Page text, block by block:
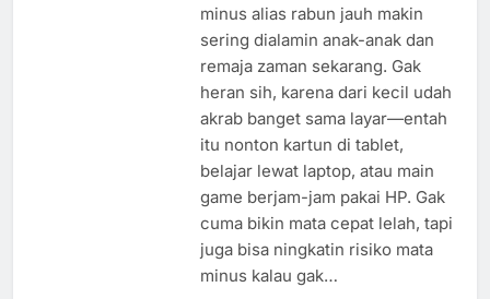
minus alias rabun jauh makin
sering dialamin anak-anak dan
remaja zaman sekarang. Gak
heran sih, karena dari kecil udah
akrab banget sama layar—entah
itu nonton kartun di tablet,
belajar lewat laptop, atau main
game berjam-jam pakai HP. Gak
cuma bikin mata cepat lelah, tapi
juga bisa ningkatin risiko mata
minus kalau gak…